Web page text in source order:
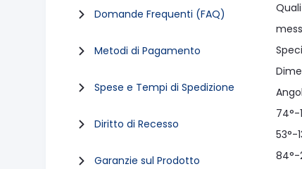
Domande Frequenti (FAQ)
Metodi di Pagamento
Spese e Tempi di Spedizione
Diritto di Recesso
Garanzie sul Prodotto
74°-
53°-
84°-